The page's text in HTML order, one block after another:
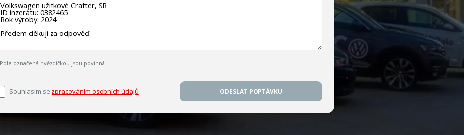
Pole označená hvězdičkou jsou povinná
Souhlasím se zpracováním osobních údajů ODESLAT POPTÁVKU